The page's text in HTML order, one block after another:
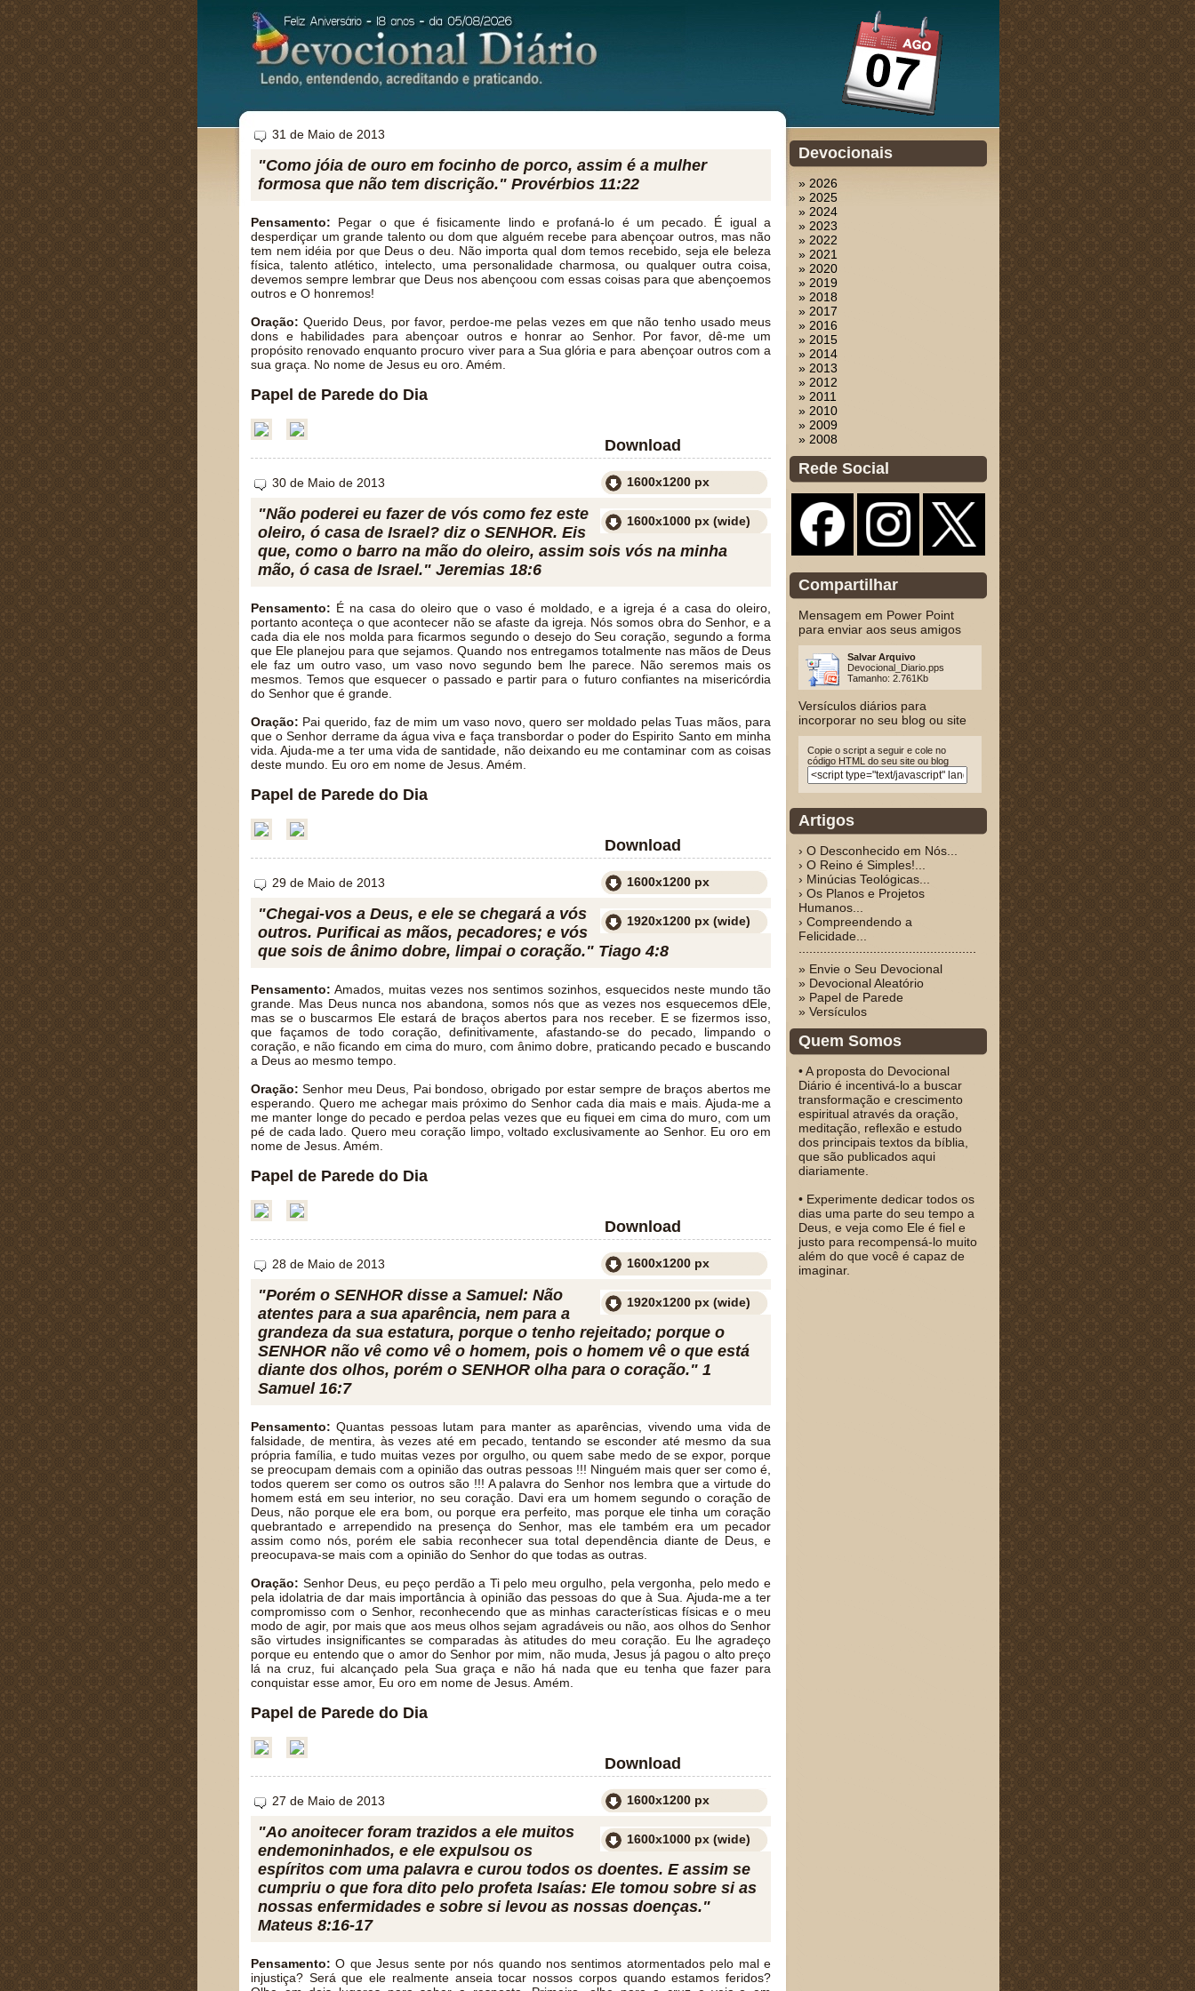
31 de Maio de 2013
"Como jóia de ouro em focinho de porco, assim é a mulher
formosa que não tem discrição." Provérbios 11:22
Pensamento: Pegar o que é fisicamente lindo e profaná-lo é um pecado. É igual a
desperdiçar um grande talento ou dom que alguém recebe para abençoar outros, mas não
tem nem idéia por que Deus o deu. Não importa qual dom temos recebido, seja ele beleza
física, talento atlético, intelecto, uma personalidade charmosa, ou qualquer outra coisa,
devemos sempre lembrar que Deus nos abençoou com essas coisas para que abençoemos
outros e O honremos!
Oração: Querido Deus, por favor, perdoe-me pelas vezes em que não tenho usado meus
dons e habilidades para abençoar outros e honrar ao Senhor. Por favor, dê-me um
propósito renovado enquanto procuro viver para a Sua glória e para abençoar outros com a
sua graça. No nome de Jesus eu oro. Amém.
Papel de Parede do Dia
Download
1600x1200 px
1600x1000 px (wide)
30 de Maio de 2013
"Não poderei eu fazer de vós como fez este
oleiro, ó casa de Israel? diz o SENHOR. Eis
que, como o barro na mão do oleiro, assim sois vós na minha
mão, ó casa de Israel." Jeremias 18:6
Pensamento: É na casa do oleiro que o vaso é moldado, e a igreja é a casa do oleiro,
portanto aconteça o que acontecer não se afaste da igreja. Nós somos obra do Senhor, e a
cada dia ele nos molda para ficarmos segundo o desejo do Seu coração, segundo a forma
que Ele planejou para que sejamos. Quando nos entregamos totalmente nas mãos de Deus
ele faz um outro vaso, um vaso novo segundo bem lhe parece. Não seremos mais os
mesmos. Temos que esquecer o passado e partir para o futuro confiantes na misericórdia
do Senhor que é grande.
Oração: Pai querido, faz de mim um vaso novo, quero ser moldado pelas Tuas mãos, para
que o Senhor derrame da água viva e faça transbordar o poder do Espirito Santo em minha
vida. Ajuda-me a ter uma vida de santidade, não deixando eu me contaminar com as coisas
deste mundo. Eu oro em nome de Jesus. Amém.
Papel de Parede do Dia
Download
1600x1200 px
1920x1200 px (wide)
29 de Maio de 2013
"Chegai-vos a Deus, e ele se chegará a vós
outros. Purificai as mãos, pecadores; e vós
que sois de ânimo dobre, limpai o coração." Tiago 4:8
Pensamento: Amados, muitas vezes nos sentimos sozinhos, esquecidos neste mundo tão
grande. Mas Deus nunca nos abandona, somos nós que as vezes nos esquecemos dEle,
mas se o buscarmos Ele estará de braços abertos para nos receber. E se fizermos isso,
que façamos de todo coração, definitivamente, afastando-se do pecado, limpando o
coração, e não ficando em cima do muro, com ânimo dobre, praticando pecado e buscando
a Deus ao mesmo tempo.
Oração: Senhor meu Deus, Pai bondoso, obrigado por estar sempre de braços abertos me
esperando. Quero me achegar mais próximo do Senhor cada dia mais e mais. Ajuda-me a
me manter longe do pecado e perdoa pelas vezes que eu fiquei em cima do muro, com um
pé de cada lado. Quero meu coração limpo, voltado exclusivamente ao Senhor. Eu oro em
nome de Jesus. Amém.
Papel de Parede do Dia
Download
1600x1200 px
1920x1200 px (wide)
28 de Maio de 2013
"Porém o SENHOR disse a Samuel: Não
atentes para a sua aparência, nem para a
grandeza da sua estatura, porque o tenho rejeitado; porque o
SENHOR não vê como vê o homem, pois o homem vê o que está
diante dos olhos, porém o SENHOR olha para o coração." 1
Samuel 16:7
Pensamento: Quantas pessoas lutam para manter as aparências, vivendo uma vida de
falsidade, de mentira, às vezes até em pecado, tentando se esconder até mesmo da sua
própria família, e tudo muitas vezes por orgulho, ou quem sabe medo de se expor, porque
se preocupam demais com a opinião das outras pessoas !!! Ninguém mais quer ser como é,
todos querem ser como os outros são !!! A palavra do Senhor nos lembra que a virtude do
homem está em seu interior, no seu coração. Davi era um homem segundo o coração de
Deus, não porque ele era bom, ou porque era perfeito, mas porque ele tinha um coração
quebrantado e arrependido na presença do Senhor, mas ele também era um pecador
assim como nós, porém ele sabia reconhecer sua total dependência diante de Deus, e
preocupava-se mais com a opinião do Senhor do que todas as outras.
Oração: Senhor Deus, eu peço perdão a Ti pelo meu orgulho, pela vergonha, pelo medo e
pela idolatria de dar mais importância à opinião das pessoas do que à Sua. Ajuda-me a ter
compromisso com o Senhor, reconhecendo que as minhas características físicas e o meu
modo de agir, por mais que aos meus olhos sejam agradáveis ou não, aos olhos do Senhor
são virtudes insignificantes se comparadas às atitudes do meu coração. Eu lhe agradeço
porque eu entendo que o amor do Senhor por mim, não muda, Jesus já pagou o alto preço
lá na cruz, fui alcançado pela Sua graça e não há nada que eu tenha que fazer para
conquistar esse amor, Eu oro em nome de Jesus. Amém.
Papel de Parede do Dia
Download
1600x1200 px
1600x1000 px (wide)
27 de Maio de 2013
"Ao anoitecer foram trazidos a ele muitos
endemoninhados, e ele expulsou os
espíritos com uma palavra e curou todos os doentes. E assim se
cumpriu o que fora dito pelo profeta Isaías: Ele tomou sobre si as
nossas enfermidades e sobre si levou as nossas doenças."
Mateus 8:16-17
Pensamento: O que Jesus sente por nós quando nos sentimos atormentados pelo mal e
injustiça? Será que ele realmente anseia tocar nossos corpos quando estamos feridos?
Devocionais
» 2026
» 2025
» 2024
» 2023
» 2022
» 2021
» 2020
» 2019
» 2018
» 2017
» 2016
» 2015
» 2014
» 2013
» 2012
» 2011
» 2010
» 2009
» 2008
Rede Social
Compartilhar
Mensagem em Power Point
para enviar aos seus amigos
Salvar Arquivo
Devocional_Diario.pps
Tamanho: 2.761Kb
Versículos diários para
incorporar no seu blog ou site
Copie o script a seguir e cole no
código HTML do seu site ou blog
Artigos
› O Desconhecido em Nós...
› O Reino é Simples!...
› Minúcias Teológicas...
› Os Planos e Projetos
Humanos...
› Compreendendo a
Felicidade...
» Envie o Seu Devocional
» Devocional Aleatório
» Papel de Parede
» Versículos
Quem Somos
• A proposta do Devocional
Diário é incentivá-lo a buscar
transformação e crescimento
espiritual através da oração,
meditação, reflexão e estudo
dos principais textos da bíblia,
que são publicados aqui
diariamente.
• Experimente dedicar todos os
dias uma parte do seu tempo a
Deus, e veja como Ele é fiel e
justo para recompensá-lo muito
além do que você é capaz de
imaginar.